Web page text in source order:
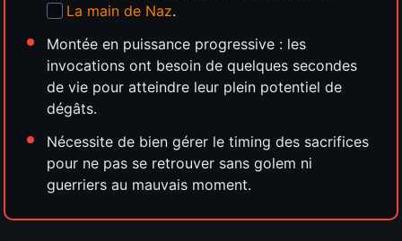
La main de Naz.
Montée en puissance progressive : les
invocations ont besoin de quelques secondes
de vie pour atteindre leur plein potentiel de
dégâts.
Nécessite de bien gérer le timing des sacrifices
pour ne pas se retrouver sans golem ni
guerriers au mauvais moment.